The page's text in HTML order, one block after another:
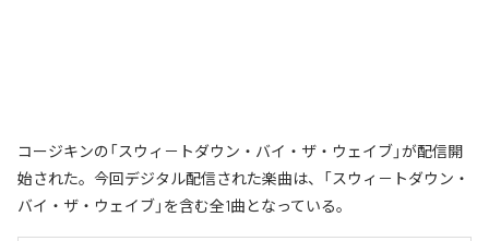
コージキンの「スウィ－トダウン・バイ・ザ・ウェイブ」が配信開
始された。今回デジタル配信された楽曲は、「スウィ－トダウン・
バイ・ザ・ウェイブ」を含む全1曲となっている。